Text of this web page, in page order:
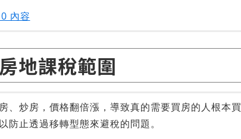
內容
地課稅範圍
、炒房，價格翻倍漲，導致真的需要買房的人根本買
防止透過移轉型態來避稅的問題。